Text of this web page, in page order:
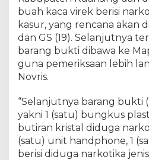
r
S
a
b
u
buah kaca virek berisi
kasur, yang rencana akan
dan GS (19). Selanjutnya
barang bukti dibawa ke
guna pemeriksaan lebih
Novris.
“Selanjutnya barang bukti
yakni 1 (satu) bungkus
butiran kristal diduga
(satu) unit handphone, 1
berisi diduga narkotika